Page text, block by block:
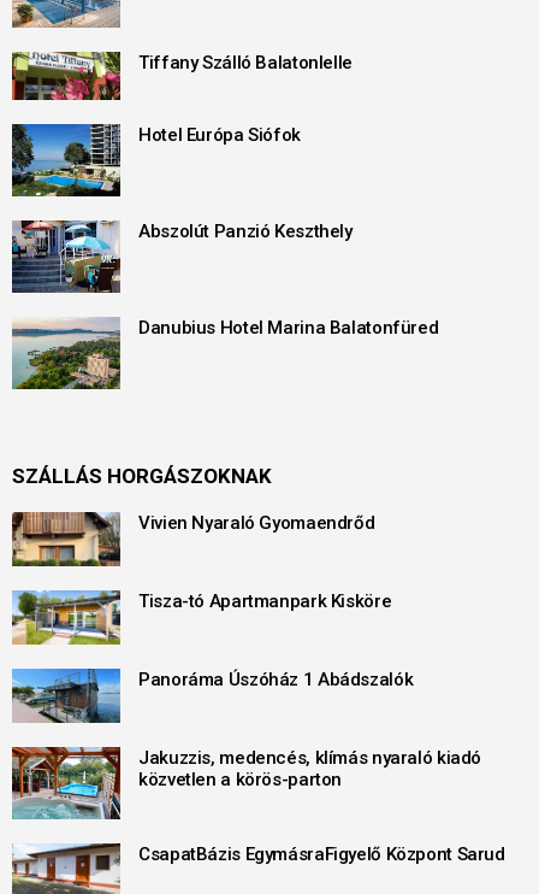
Tiffany Szálló Balatonlelle
Hotel Európa Siófok
Abszolút Panzió Keszthely
Danubius Hotel Marina Balatonfüred
SZÁLLÁS HORGÁSZOKNAK
Vivien Nyaraló Gyomaendrőd
Tisza-tó Apartmanpark Kisköre
Panoráma Úszóház 1 Abádszalók
Jakuzzis, medencés, klímás nyaraló kiadó
közvetlen a körös-parton
CsapatBázis EgymásraFigyelő Központ Sarud